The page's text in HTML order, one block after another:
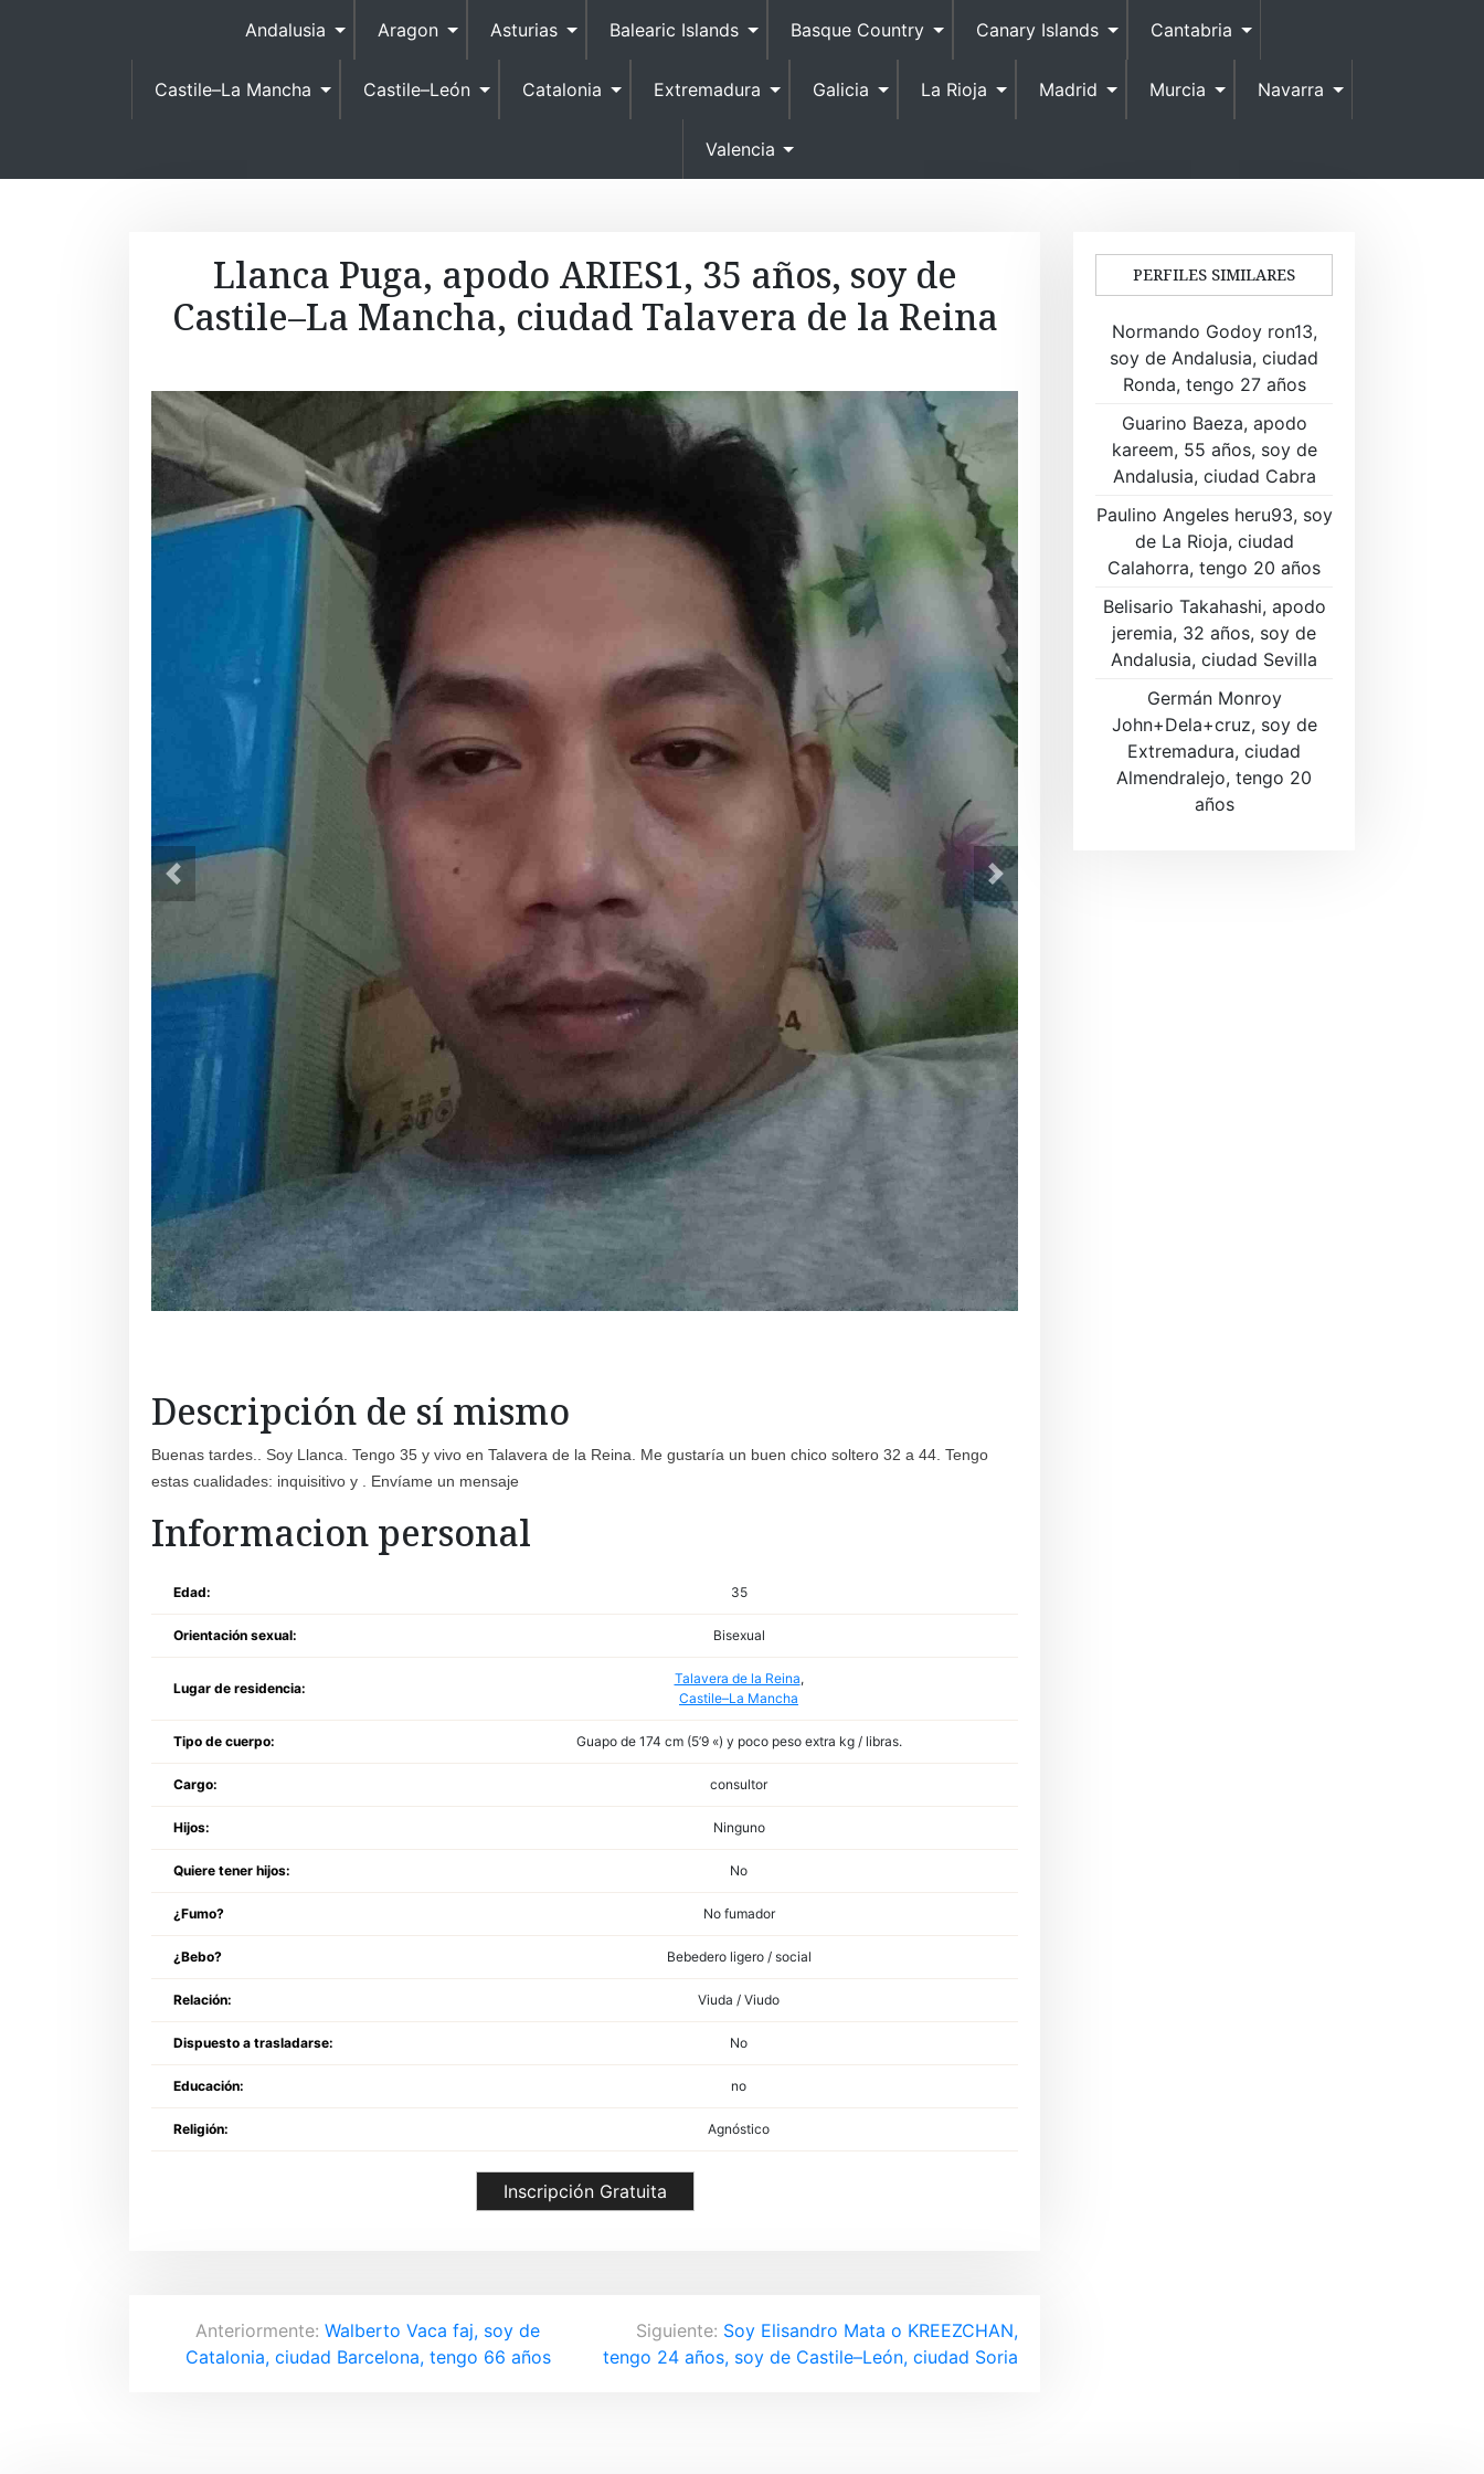
p
o
t
Andalusia Aragon Asturias Balearic Islands Basque Country Canary Islands Cantabria
Castile–La Mancha Castile–León Catalonia Extremadura Galicia La Rioja Madrid Murcia Navarra
Valencia
Llanca Puga, apodo ARIES1, 35 años, soy de
Castile–La Mancha, ciudad Talavera de la Reina
Descripción de sí mismo
Buenas tardes.. Soy Llanca. Tengo 35 y vivo en Talavera de la Reina. Me gustaría un buen chico soltero 32 a 44. Tengo
estas cualidades: inquisitivo y . Envíame un mensaje
Informacion personal
Edad: 35
Orientación sexual: Bisexual
Lugar de residencia:
Talavera de la Reina,
Castile–La Mancha
Tipo de cuerpo: Guapo de 174 cm (5’9 «) y poco peso extra kg / libras.
Cargo: consultor
Hijos: Ninguno
Quiere tener hijos: No
¿Fumo? No fumador
¿Bebo? Bebedero ligero / social
Relación: Viuda / Viudo
Dispuesto a trasladarse: No
Educación: no
Religión: Agnóstico
Inscripción Gratuita
Anteriormente: Walberto Vaca faj, soy de
Catalonia, ciudad Barcelona, tengo 66 años
Siguiente: Soy Elisandro Mata o KREEZCHAN,
tengo 24 años, soy de Castile–León, ciudad Soria
PERFILES SIMILARES
Normando Godoy ron13,
soy de Andalusia, ciudad
Ronda, tengo 27 años
Guarino Baeza, apodo
kareem, 55 años, soy de
Andalusia, ciudad Cabra
Paulino Angeles heru93, soy
de La Rioja, ciudad
Calahorra, tengo 20 años
Belisario Takahashi, apodo
jeremia, 32 años, soy de
Andalusia, ciudad Sevilla
Germán Monroy
John+Dela+cruz, soy de
Extremadura, ciudad
Almendralejo, tengo 20
años